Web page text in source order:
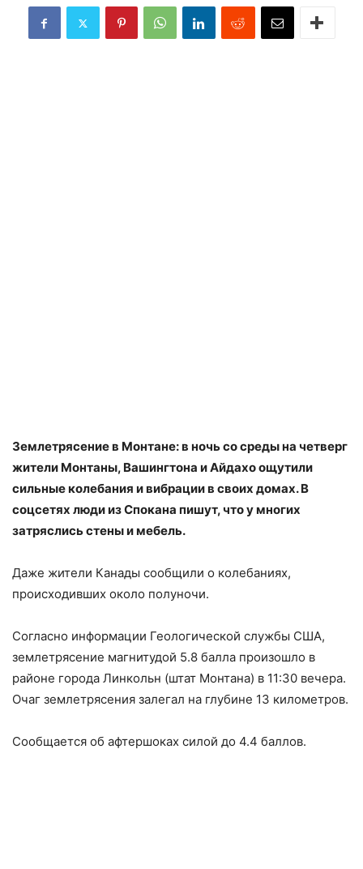
Землетрясение в Монтане: в ночь со среды на четверг
жители Монтаны, Вашингтона и Айдахо ощутили
сильные колебания и вибрации в своих домах. В
соцсетях люди из Спокана пишут, что у многих
затряслись стены и мебель.
Даже жители Канады сообщили о колебаниях,
происходивших около полуночи.
Согласно информации Геологической службы США,
землетрясение магнитудой 5.8 балла произошло в
районе города Линкольн (штат Монтана) в 11:30 вечера.
Очаг землетрясения залегал на глубине 13 километров.
Сообщается об афтершоках силой до 4.4 баллов.